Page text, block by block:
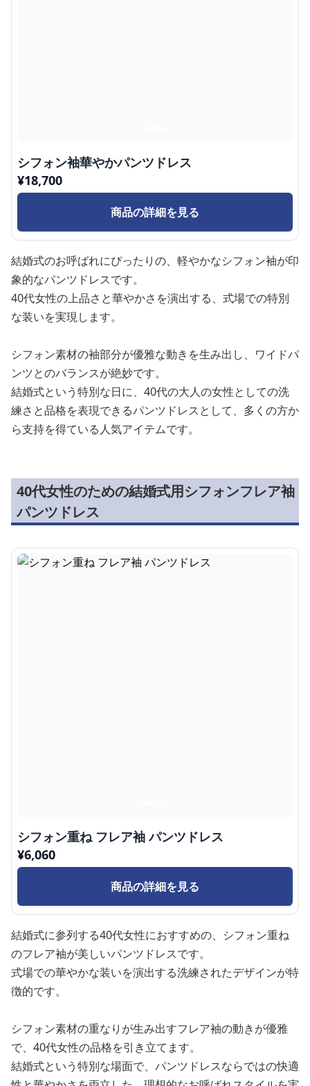
シフォン袖華やかパンツドレス
¥18,700
商品の詳細を見る
結婚式のお呼ばれにぴったりの、軽やかなシフォン袖が印
象的なパンツドレスです。
40代女性の上品さと華やかさを演出する、式場での特別
な装いを実現します。
シフォン素材の袖部分が優雅な動きを生み出し、ワイドパ
ンツとのバランスが絶妙です。
結婚式という特別な日に、40代の大人の女性としての洗
練さと品格を表現できるパンツドレスとして、多くの方か
ら支持を得ている人気アイテムです。
40代女性のための結婚式用シフォンフレア袖
パンツドレス
シフォン重ね フレア袖 パンツドレス
¥6,060
商品の詳細を見る
結婚式に参列する40代女性におすすめの、シフォン重ね
のフレア袖が美しいパンツドレスです。
式場での華やかな装いを演出する洗練されたデザインが特
徴的です。
シフォン素材の重なりが生み出すフレア袖の動きが優雅
で、40代女性の品格を引き立てます。
結婚式という特別な場面で、パンツドレスならではの快適